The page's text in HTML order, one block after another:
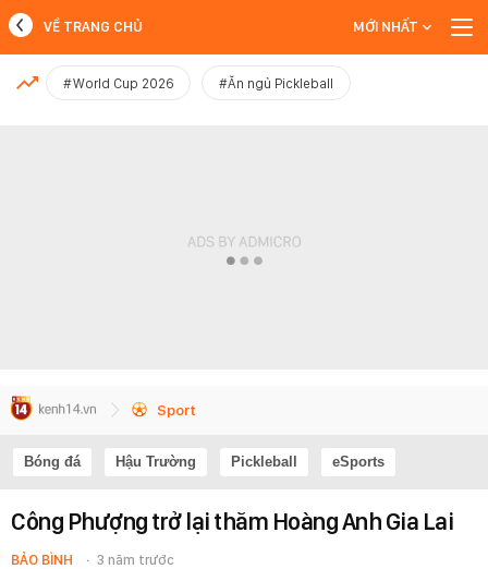
MỚI NHẤT
VỀ TRANG CHỦ MỚI NHẤT
#World Cup 2026 #Ăn ngủ Pickleball
Sport
Bóng đá Hậu Trường Pickleball eSports
Công Phượng trở lại thăm Hoàng Anh Gia Lai
BẢO BÌNH 3 năm trước